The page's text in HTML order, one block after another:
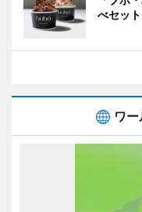
べセッ
ワ